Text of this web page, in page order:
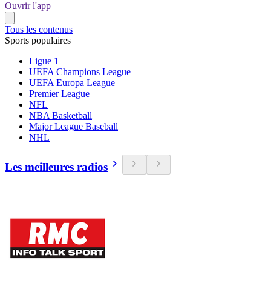
Ouvrir l'app
Tous les contenus
Sports populaires
Ligue 1
UEFA Champions League
UEFA Europa League
Premier League
NFL
NBA Basketball
Major League Baseball
NHL
Les meilleures radios